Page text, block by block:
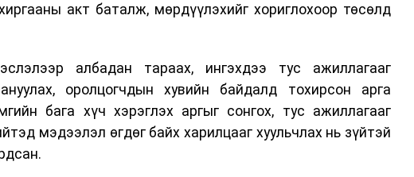
акт баталж, мөрдүүлэхийг хориглохоор төсөлд
албадан тараах, ингэхдээ тус ажиллагааг
оролцогчдын хувийн байдалд тохирсон арга
бага хүч хэрэглэх аргыг сонгох, тус ажиллагааг
мэдээлэл өгдөг байх харилцааг хуульчлах нь зүйтэй